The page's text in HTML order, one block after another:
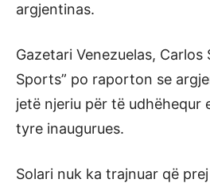
argjentinas.
Gazetari Venezuelas, Carlos
Sports” po raporton se
jetë njeriu për të udhëhequr
tyre inaugurues.
Solari nuk ka trajnuar që